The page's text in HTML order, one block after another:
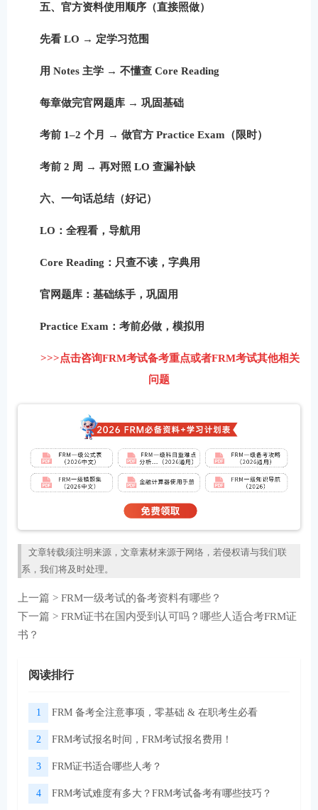
五、官方资料使用顺序（直接照做）
先看 LO → 定学习范围
用 Notes 主学 → 不懂查 Core Reading
每章做完官网题库 → 巩固基础
考前 1–2 个月 → 做官方 Practice Exam（限时）
考前 2 周 → 再对照 LO 查漏补缺
六、一句话总结（好记）
LO：全程看，导航用
Core Reading：只查不读，字典用
官网题库：基础练手，巩固用
Practice Exam：考前必做，模拟用
>>>点击咨询FRM考试备考重点或者FRM考试其他相关
问题
文章转载须注明来源，文章素材来源于网络，若侵权请与我们联
系，我们将及时处理。
上一篇 > FRM一级考试的备考资料有哪些？
下一篇 > FRM证书在国内受到认可吗？哪些人适合考FRM证
书？
阅读排行
1 FRM 备考全注意事项，零基础 & 在职考生必看
2 FRM考试报名时间，FRM考试报名费用！
3 FRM证书适合哪些人考？
4 FRM考试难度有多大？FRM考试备考有哪些技巧？